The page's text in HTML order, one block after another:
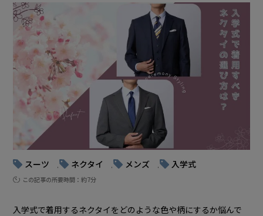
スーツ ネクタイ メンズ 入学式
この記事の所要時間：約7分
入学式で着用するネクタイをどのような色や柄にするか悩んで